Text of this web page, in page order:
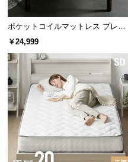
ポケットコイルマットレス プレミ
アム 厚さ20cm SD
￥24,999